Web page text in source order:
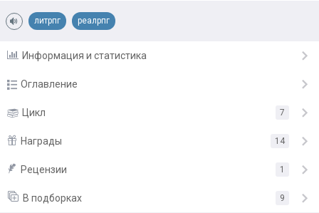
В каком порядке читать.
Заханд. Аннексии
Заханд. Холархии
литрпг реалрпг
Информация и статистика
Оглавление
Глава 1 Потрясение. 26.09.18
Глава 2 Первый босс данжа. 22.01.17
Глава 3 Возвращение в данж. 22.01.17
Глава 4 Матчасть. 22.01.17
Цикл 7
Награды 14
«Отличная книга!»
«Воплотили многие мои мечты в жизнь» Владимиров
Рецензии 1
В подборках 9